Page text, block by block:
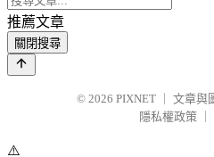
推薦文章
關閉搜尋
© 2026 PIXNET
文章與
隱私權政策
⚠️